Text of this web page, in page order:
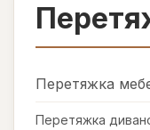
Перетяжка
Перетяжка